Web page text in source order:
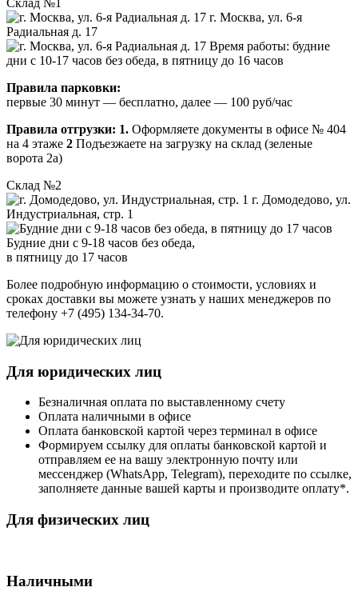
г. Москва, ул. 6-я
Радиальная д. 17
Время работы: будние
дни с 10-17 часов без обеда, в пятницу до 16 часов
Правила парковки:
первые 30 минут — бесплатно, далее — 100 руб/час
Правила отгрузки: 1. Оформляете документы в офисе № 404
на 4 этаже 2 Подъезжаете на загрузку на склад (зеленые
ворота 2а)
Склад №2
г. Домодедово, ул.
Индустриальная, стр. 1
Будние дни с 9-18 часов без обеда,
в пятницу до 17 часов
Более подробную информацию о стоимости, условиях и
сроках доставки вы можете узнать у наших менеджеров по
телефону +7 (495) 134-34-70.
Для юридических лиц
Безналичная оплата по выставленному счету
Оплата наличными в офисе
Оплата банковской картой через терминал в офисе
Формируем ссылку для оплаты банковской картой и
отправляем ее на вашу электронную почту или
мессенджер (WhatsApp, Telegram), переходите по ссылке,
заполняете данные вашей карты и производите оплату*.
Для физических лиц
Наличными